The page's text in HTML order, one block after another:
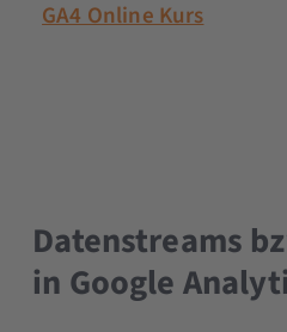
GA4 Online Kurs
Datenstreams
in Google